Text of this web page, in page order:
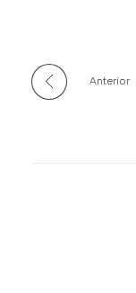
Anterior